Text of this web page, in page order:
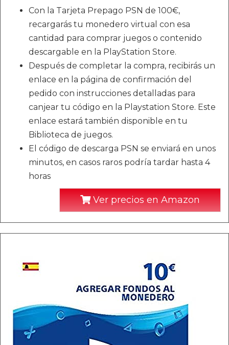
Con la Tarjeta Prepago PSN de 100€,
recargarás tu monedero virtual con esa
cantidad para comprar juegos o contenido
descargable en la PlayStation Store.
Después de completar la compra, recibirás un
enlace en la página de confirmación del
pedido con instrucciones detalladas para
canjear tu código en la Playstation Store. Este
enlace estará también disponible en tu
Biblioteca de juegos.
El código de descarga PSN se enviará en unos
minutos, en casos raros podría tardar hasta 4
horas
Ver precios en Amazon